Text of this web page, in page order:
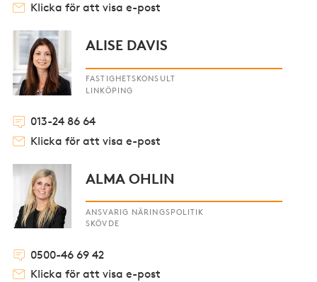
Klicka för att visa e-post
ALISE DAVIS
FASTIGHETSKONSULT
LINKÖPING
013-24 86 64
Klicka för att visa e-post
ALMA OHLIN
ANSVARIG NÄRINGSPOLITIK
SKÖVDE
0500-46 69 42
Klicka för att visa e-post